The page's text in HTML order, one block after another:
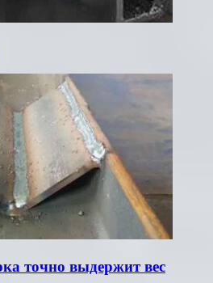
точно выдержит вес